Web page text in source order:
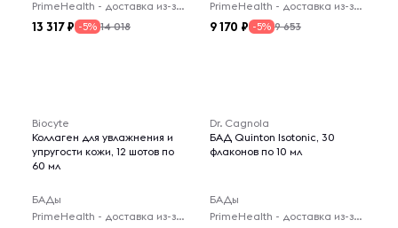
PrimeHealth - доставка из-за рубежа
13 317 -5% 14 018
PrimeHealth - доставка из-за рубежа
9 170 -5% 9 653
Biocyte
Коллаген для увлажнения и
упругости кожи, 12 шотов по
60 мл
БАДы
PrimeHealth - доставка из-за рубежа
Dr. Cagnola
БАД Quinton Isotonic, 30
флаконов по 10 мл
БАДы
PrimeHealth - доставка из-за рубежа